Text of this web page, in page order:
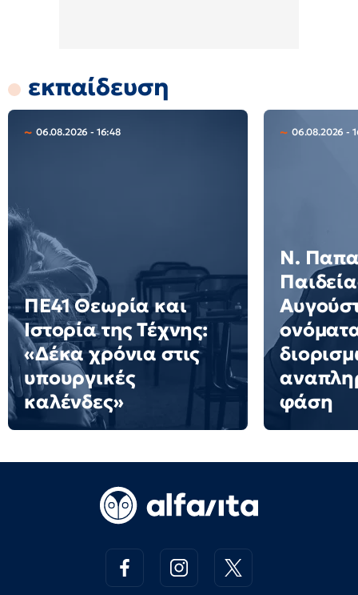
εκπαίδευση
06.08.2026 - 16:48
ΠΕ41 Θεωρία και
Ιστορία της Τέχνης:
«Δέκα χρόνια στις
υπουργικές
καλένδες»
06.08.2026 -
N.
φάση